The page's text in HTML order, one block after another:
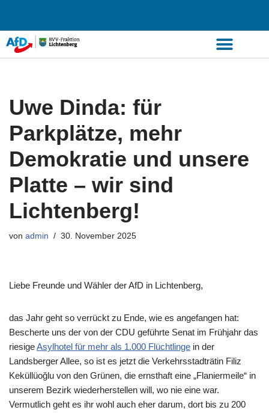
Zum
Inhalt
springen
Uwe Dinda: für
Parkplätze, mehr
Demokratie und unsere
Platte – wir sind
Lichtenberg!
von admin 30. November 2025
Liebe Freunde und Wähler der AfD in Lichtenberg,
das Jahr geht so verrückt zu Ende, wie es angefangen hat:
Bescherte uns der von der CDU geführte Senat im Frühjahr das
riesigeAsylhotel für mehr als 1.000 Flüchtlinge in der
Landsberger Allee, so ist es jetzt die Verkehrsstadträtin Filiz
Keküllüoğlu von den Grünen, die ernsthaft eine „Flaniermeile“ in
unserem Bezirk wiederherstellen will, wo nie eine war.
Vermutlich geht es ihr wohl auch eher darum, dort bis zu 200